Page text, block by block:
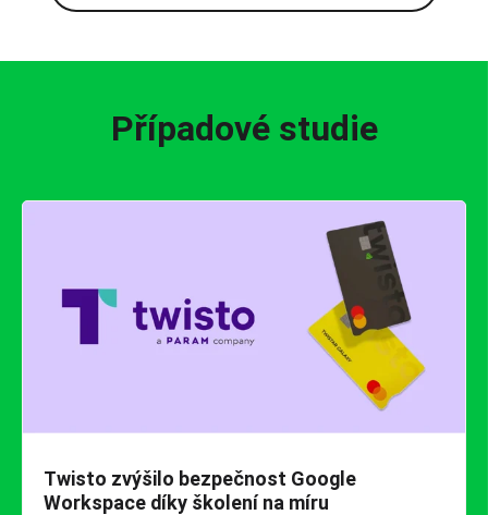
Případové studie
Twisto zvýšilo bezpečnost Google
Workspace díky školení na míru